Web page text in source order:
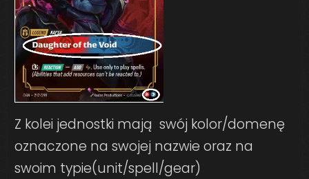
Z kolei jednostki mają swój kolor/domenę
oznaczone na swojej nazwie oraz na
swoim typie(unit/spell/gear)